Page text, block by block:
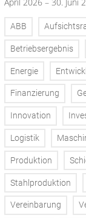
ABB
Betriebsergebnis
Energie
Finanzierung
Innovation
Logistik
Produktion
Stahlproduktion
Vereinbarung